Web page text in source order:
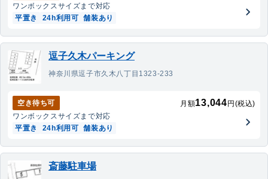
ワンボックスサイズまで対応
平置き
24h利用可 舗装あり
逗子久木パーキング
神奈川県逗子市久木八丁目1323-233
空き待ち可 月額13,044 円(税込)
ワンボックスサイズまで対応
平置き
24h利用可 舗装あり
斎藤駐車場